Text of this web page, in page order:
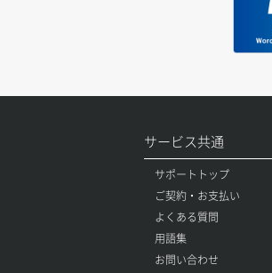
サービス共通
サポートトップ
ご契約・お支払い
よくある質問
用語集
お問い合わせ